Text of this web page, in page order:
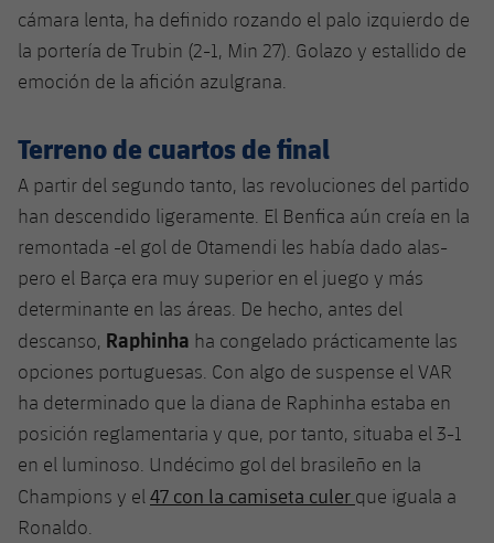
cámara lenta, ha definido rozando el palo izquierdo de
la portería de Trubin (2-1, Min 27). Golazo y estallido de
emoción de la afición azulgrana.
Terreno de cuartos de final
A partir del segundo tanto, las revoluciones del partido
han descendido ligeramente. El Benfica aún creía en la
remontada -el gol de Otamendi les había dado alas-
pero el Barça era muy superior en el juego y más
determinante en las áreas. De hecho, antes del
descanso, Raphinha ha congelado prácticamente las
opciones portuguesas. Con algo de suspense el VAR
ha determinado que la diana de Raphinha estaba en
posición reglamentaria y que, por tanto, situaba el 3-1
en el luminoso. Undécimo gol del brasileño en la
Champions y el 47 con la camiseta culer que iguala a
Ronaldo.